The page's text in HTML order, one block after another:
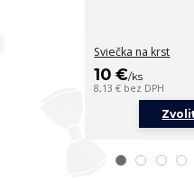
Sviečka na krst
10 €/ks
8,13 € bez DPH